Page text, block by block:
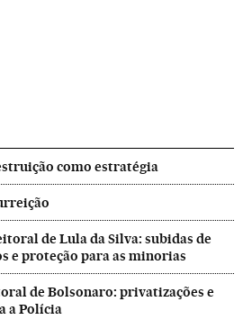
como estratégia
de Lula da Silva: subidas de
e proteção para as minorias
de Bolsonaro: privatizações e
a Polícia